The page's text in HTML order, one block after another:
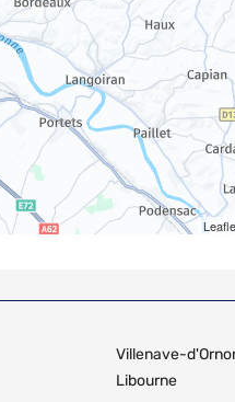
Villenave-
Libourne